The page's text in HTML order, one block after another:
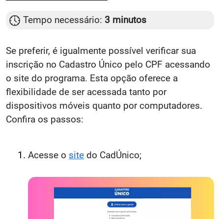
Tempo necessário: 3 minutos
Se preferir, é igualmente possível verificar sua
inscrição no Cadastro Único pelo CPF acessando
o site do programa. Esta opção oferece a
flexibilidade de ser acessada tanto por
dispositivos móveis quanto por computadores.
Confira os passos:
Acesse o site do CadÚnico;